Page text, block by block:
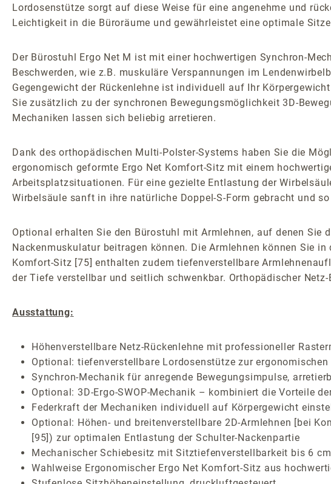
Lordosenstütze sorgt auf diese Weise für eine angenehme und
Leichtigkeit in die Büroräume und gewährleistet eine optimale
Der Bürostuhl Ergo Net M ist mit einer hochwertigen Synchron-
Beschwerden, wie z.B. muskuläre Verspannungen im
Gegengewicht der Rückenlehne ist individuell auf Ihr
Sie zusätzlich zu der synchronen Bewegungsmöglichkeit 3D-
Mechaniken lassen sich beliebig arretieren.
Dank des orthopädischen Multi-Polster-Systems haben Sie die
ergonomisch geformte Ergo Net Komfort-Sitz mit einem
Arbeitsplatzsituationen. Für eine gezielte Entlastung der
Wirbelsäule sanft in ihre natürliche Doppel-S-Form gebracht und
Optional erhalten Sie den Bürostuhl mit Armlehnen, auf denen Sie
Nackenmuskulatur beitragen können. Die Armlehnen können Sie
Komfort-Sitz [75] enthalten zudem tiefenverstellbare
der Tiefe verstellbar und seitlich schwenkbar. Orthopädischer
Ausstattung:
Höhenverstellbare Netz-Rückenlehne mit professioneller
Optional: tiefenverstellbare Lordosenstütze zur
Synchron-Mechanik für anregende Bewegungsimpulse,
Optional: 3D-Ergo-SWOP-Mechanik – kombiniert die Vorteile
Federkraft der Mechaniken individuell auf Körpergewicht
Optional: Höhen- und breitenverstellbare 2D-Armlehnen [bei
[95]) zur optimalen Entlastung der Schulter-Nackenpartie
Mechanischer Schiebesitz mit Sitztiefenverstellbarkeit bis 6
Wahlweise Ergonomischer Ergo Net Komfort-Sitz aus